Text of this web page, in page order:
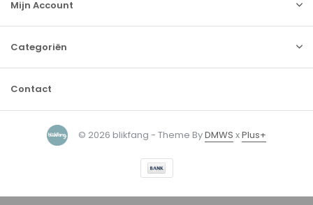
Mijn Account
Categoriën
Contact
© 2026 blikfang - Theme ByDMWS xPlus+